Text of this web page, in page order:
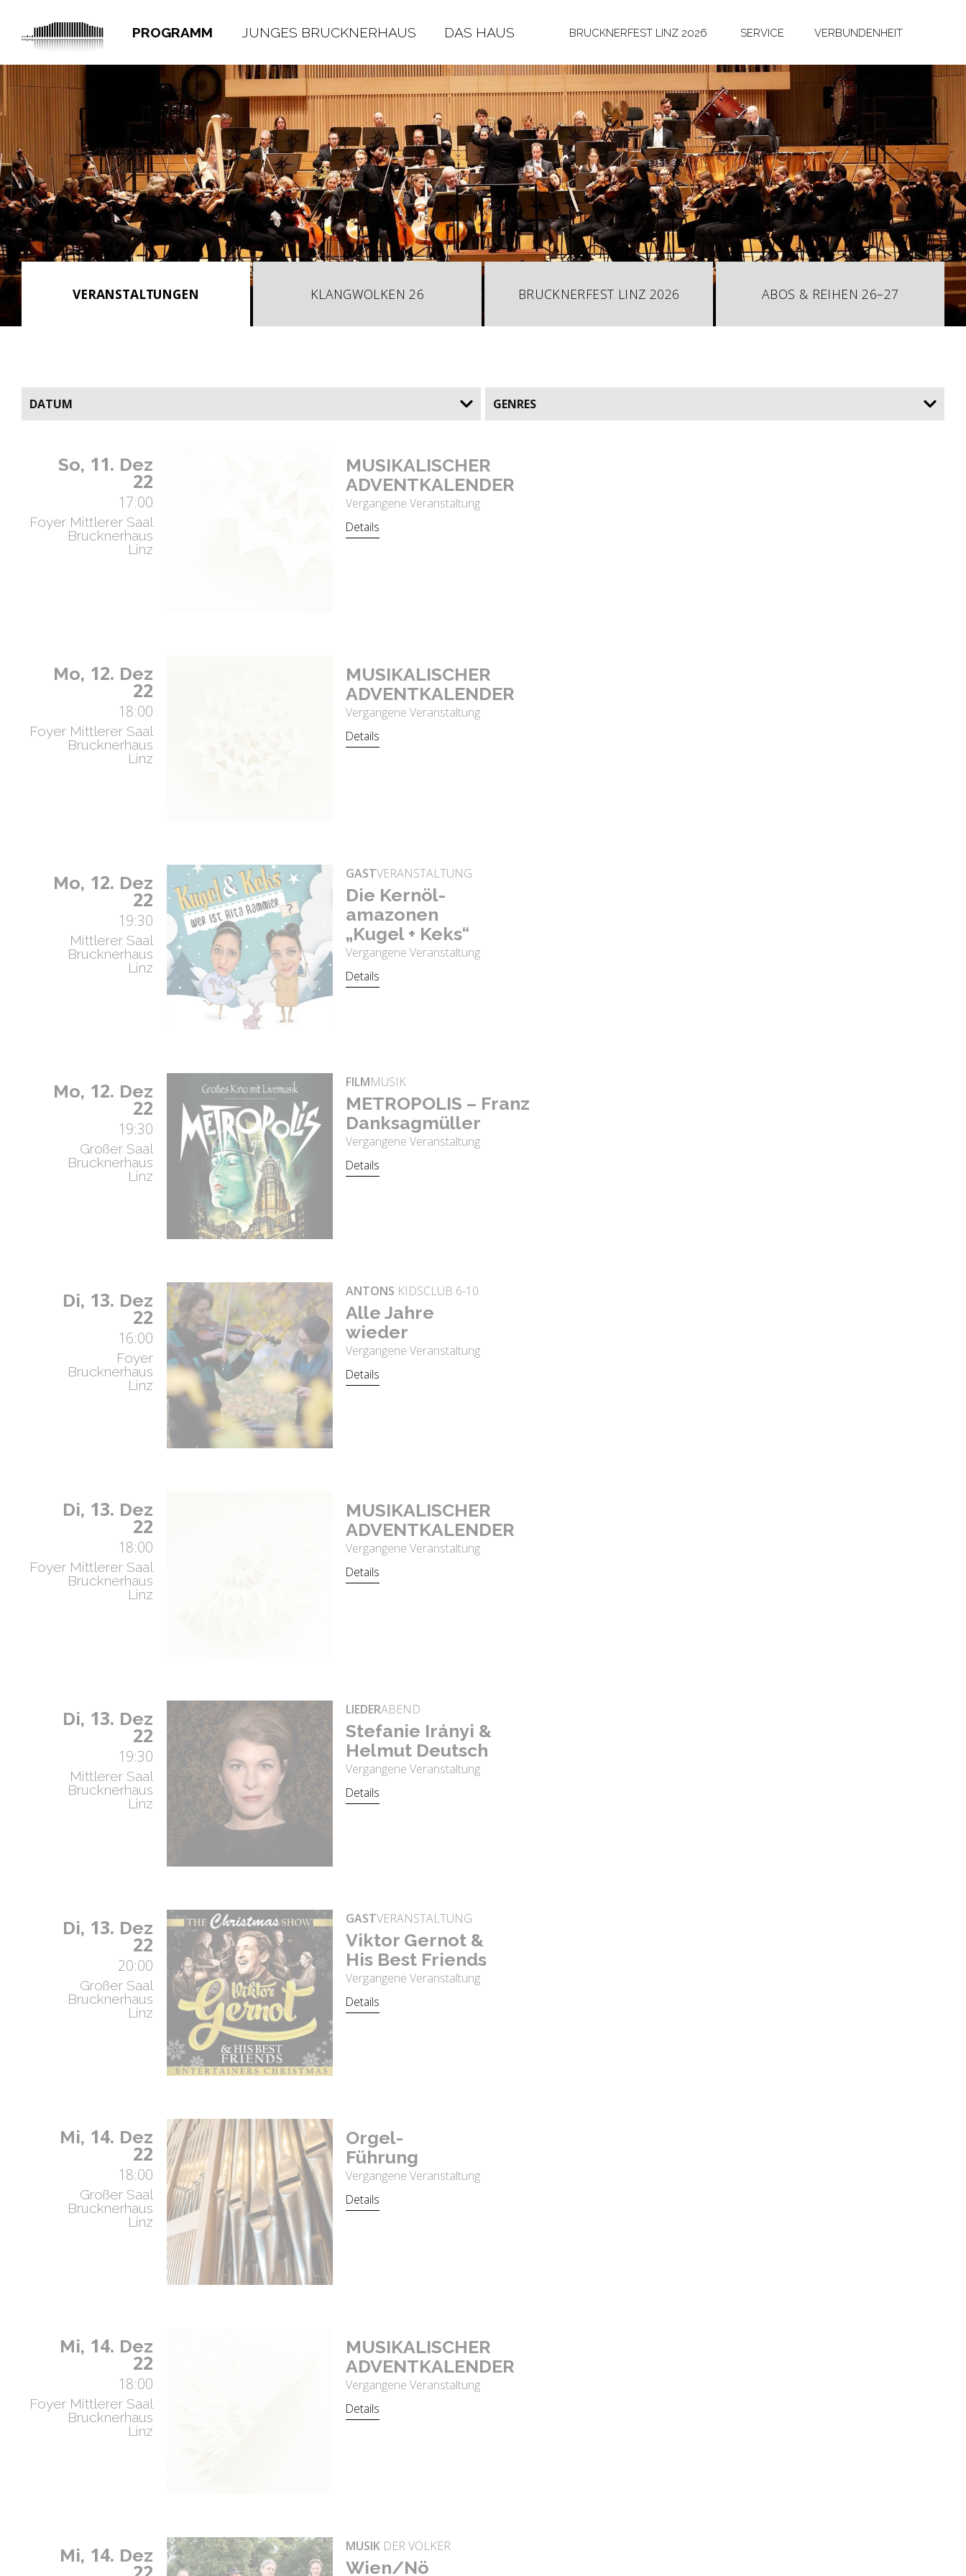
PROGRAMM JUNGES BRUCKNERHAUS DAS HAUS BRUCKNERFEST LINZ 2026 SERVICE VERBUNDENHEIT
VERANSTALTUNGEN KLANGWOLKEN 26 BRUCKNERFEST LINZ 2026 ABOS & REIHEN 26–27
DATUM GENRES
So, 11. Dez
22
17:00
Foyer Mittlerer Saal
Brucknerhaus
Linz
MU­SI­KA­LI­SCHER
AD­VENT­KA­LEN­DER
Vergangene Veranstaltung
Details
Mo, 12. Dez
22
18:00
Foyer Mittlerer Saal
Brucknerhaus
Linz
MU­SI­KA­LI­SCHER
AD­VENT­KA­LEN­DER
Vergangene Veranstaltung
Details
Mo, 12. Dez
22
19:30
Mittlerer Saal
Brucknerhaus
Linz
GASTVERANSTALTUNG
Die Kern­öl-
ama­zo­nen
„Kugel + Keks“
Vergangene Veranstaltung
Details
Mo, 12. Dez
22
19:30
Großer Saal
Brucknerhaus
Linz
FILMMUSIK
ME­TRO­PO­LIS – Franz
Dank­sag­mül­ler
Vergangene Veranstaltung
Details
Di, 13. Dez
22
16:00
Foyer
Brucknerhaus
Linz
ANTONS KIDSCLUB 6-10
Alle Jahre
wie­der
Vergangene Veranstaltung
Details
Di, 13. Dez
22
18:00
Foyer Mittlerer Saal
Brucknerhaus
Linz
MU­SI­KA­LI­SCHER
AD­VENT­KA­LEN­DER
Vergangene Veranstaltung
Details
Di, 13. Dez
22
19:30
Mittlerer Saal
Brucknerhaus
Linz
LIEDERABEND
Ste­fa­nie Irá­nyi &
Hel­mut Deutsch
Vergangene Veranstaltung
Details
Di, 13. Dez
22
20:00
Großer Saal
Brucknerhaus
Linz
GASTVERANSTALTUNG
Vik­tor Ger­not &
His Best Fri­ends
Vergangene Veranstaltung
Details
Mi, 14. Dez
22
18:00
Großer Saal
Brucknerhaus
Linz
Or­gel-
Füh­rung
Vergangene Veranstaltung
Details
Mi, 14. Dez
22
18:00
Foyer Mittlerer Saal
Brucknerhaus
Linz
MU­SI­KA­LI­SCHER
AD­VENT­KA­LEN­DER
Vergangene Veranstaltung
Details
Mi, 14. Dez MUSIK DER VÖLKER
Wien/Nö